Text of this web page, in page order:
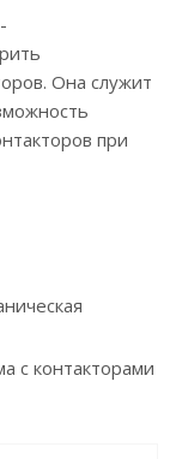
Она служит
при
с контакторами